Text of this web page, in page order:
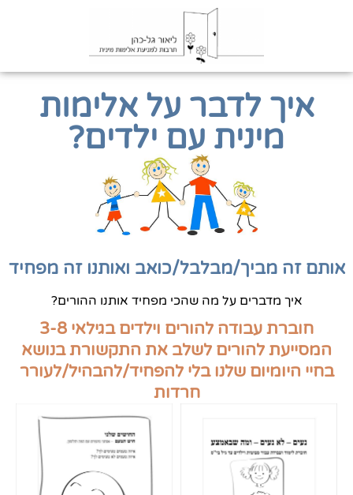
איך לדבר על אלימות
מינית עם ילדים?
אותם זה מביך/מבלבל/כואב ואותנו זה מפחיד
איך מדברים על מה שהכי מפחיד אותנו ההורים?
חוברת עבודה להורים וילדים בגילאי 3-8
המסייעת להורים לשלב את התקשורת בנושא
בחיי היומיום שלנו בלי להפחיד/להבהיל/לעורר
חרדות